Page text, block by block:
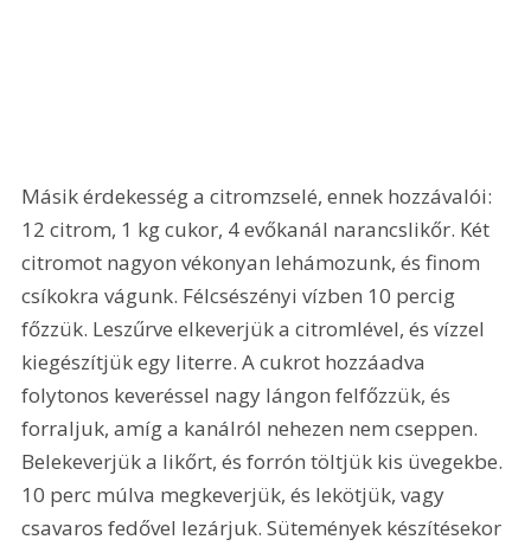
Másik érdekesség a citromzselé, ennek hozzávalói:
12 citrom, 1 kg cukor, 4 evőkanál narancslikőr. Két
citromot nagyon vékonyan lehámozunk, és finom
csíkokra vágunk. Félcsészényi vízben 10 percig
főzzük. Leszűrve elkeverjük a citromlével, és vízzel
kiegészítjük egy literre. A cukrot hozzáadva
folytonos keveréssel nagy lángon felfőzzük, és
forraljuk, amíg a kanálról nehezen nem cseppen.
Belekeverjük a likőrt, és forrón töltjük kis üvegekbe.
10 perc múlva megkeverjük, és lekötjük, vagy
csavaros fedővel lezárjuk. Sütemények készítésekor